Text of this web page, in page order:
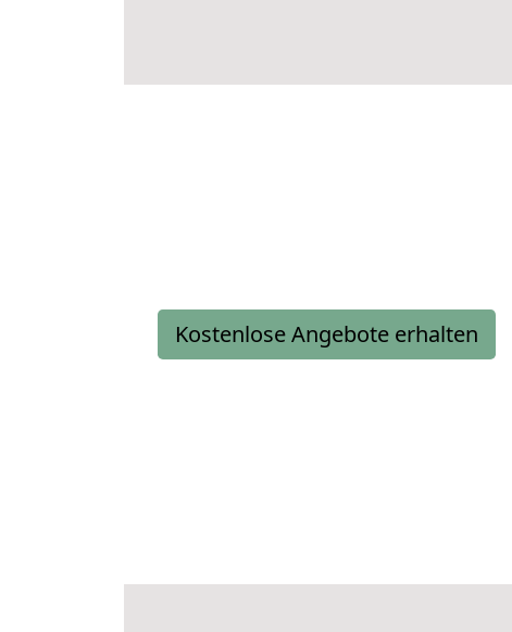
Kostenlose Angebote erhalten